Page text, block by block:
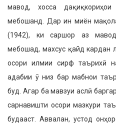
мавод, хосса
мебошанд. Дар ин миён
(1942), ки саршор аз
мебошад, махсус қайд кардан
осори илмии сирф таърихӣ
адабии ӯ низ бар мабнои
буд. Агар ба мавзуи аслӣ
сарнавишти осори мазкури
будааст. Аввалан, устод